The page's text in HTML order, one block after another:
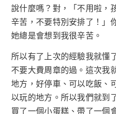
說什麼嗎？對，「不用啦，
辛苦，不要特別安排了！」
她總是會想到我很辛苦。
所以有了上次的經驗我就懂
不要大費周章的過。這次我
地方，好停車、可以吃飯、
以玩的地方。所以我們就到
買了一個小蛋糕、帶了一個